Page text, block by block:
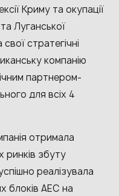
Криму та окупації
Луганської
стратегічні
компанію
партнером-
для всіх 4
отримала
ринків збуту
реалізувала
блоків АЕС на